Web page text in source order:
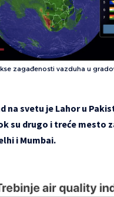
zagađenosti vazduha u
na svetu je Lahor u
su drugo i treće mesto
i Mumbai.